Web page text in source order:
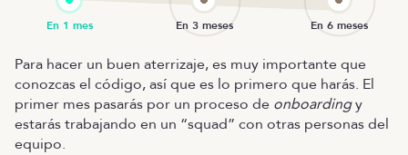
Para hacer un buen aterrizaje, es muy importante que
conozcas el código, así que es lo primero que harás. El
primer mes pasarás por un proceso de onboardingy
estarás trabajando en un “squad” con otras personas del
equipo.